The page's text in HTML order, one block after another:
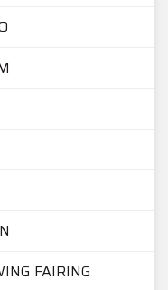
FAIRING